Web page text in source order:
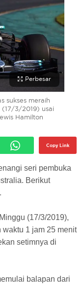
Perbesar
sukses meraih
(17/3/2019) usai
Hamilton
Copy Link
seri pembuka
Berikut
(17/3/2019),
waktu 1 jam 25 menit
setimnya di
balapan dari